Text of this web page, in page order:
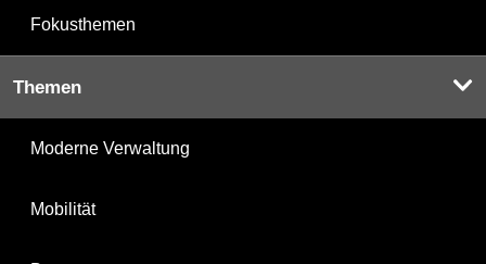
Fokusthemen
Themen
Moderne Verwaltung
Mobilität